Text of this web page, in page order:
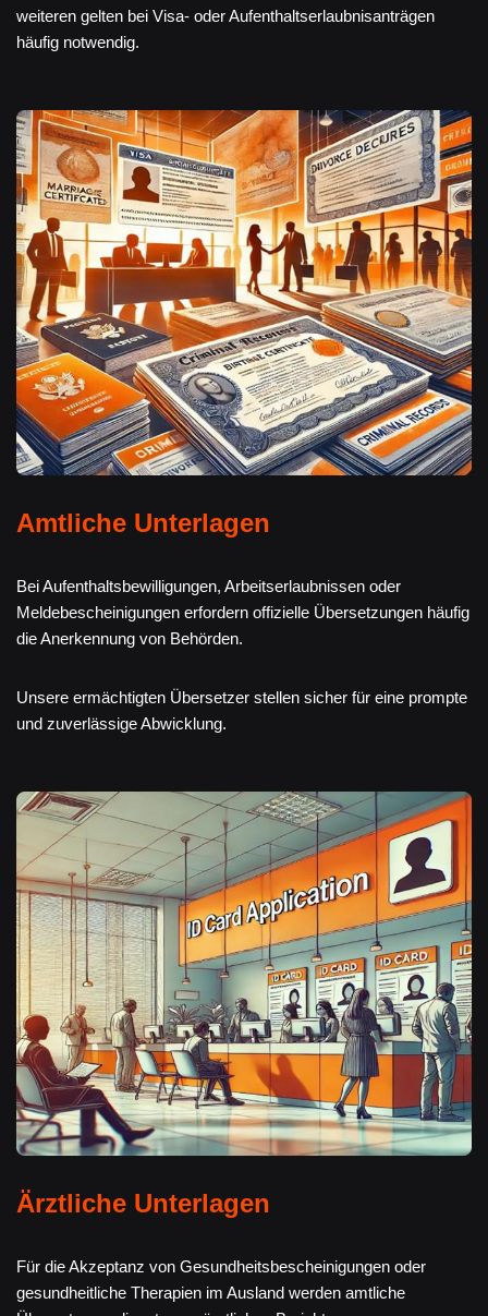
weiteren gelten bei Visa- oder Aufenthaltserlaubnisanträgen
häufig notwendig.
Amtliche Unterlagen
Bei Aufenthaltsbewilligungen, Arbeitserlaubnissen oder
Meldebescheinigungen erfordern offizielle Übersetzungen häufig
die Anerkennung von Behörden.
Unsere ermächtigten Übersetzer stellen sicher für eine prompte
und zuverlässige Abwicklung.
Ärztliche Unterlagen
Für die Akzeptanz von Gesundheitsbescheinigungen oder
gesundheitliche Therapien im Ausland werden amtliche